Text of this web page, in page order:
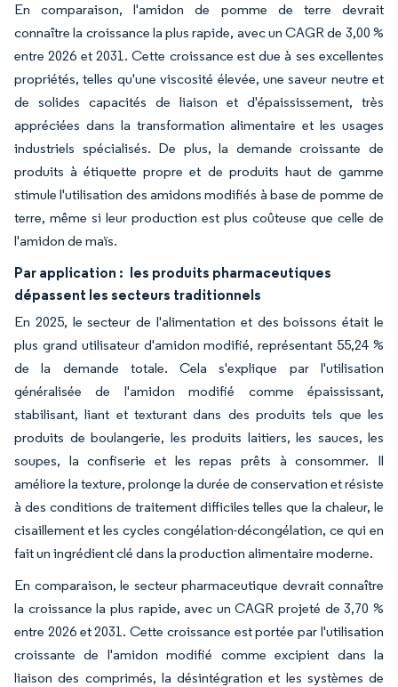
En comparaison, l'amidon de pomme de terre devrait
connaître la croissance la plus rapide, avec un CAGR de 3,00 %
entre 2026 et 2031. Cette croissance est due à ses excellentes
propriétés, telles qu'une viscosité élevée, une saveur neutre et
de solides capacités de liaison et d'épaississement, très
appréciées dans la transformation alimentaire et les usages
industriels spécialisés. De plus, la demande croissante de
produits à étiquette propre et de produits haut de gamme
stimule l'utilisation des amidons modifiés à base de pomme de
terre, même si leur production est plus coûteuse que celle de
l'amidon de maïs.
Par application : les produits pharmaceutiques
dépassent les secteurs traditionnels
En 2025, le secteur de l'alimentation et des boissons était le
plus grand utilisateur d'amidon modifié, représentant 55,24 %
de la demande totale. Cela s'explique par l'utilisation
généralisée de l'amidon modifié comme épaississant,
stabilisant, liant et texturant dans des produits tels que les
produits de boulangerie, les produits laitiers, les sauces, les
soupes, la confiserie et les repas prêts à consommer. Il
améliore la texture, prolonge la durée de conservation et résiste
à des conditions de traitement difficiles telles que la chaleur, le
cisaillement et les cycles congélation-décongélation, ce qui en
fait un ingrédient clé dans la production alimentaire moderne.
En comparaison, le secteur pharmaceutique devrait connaître
la croissance la plus rapide, avec un CAGR projeté de 3,70 %
entre 2026 et 2031. Cette croissance est portée par l'utilisation
croissante de l'amidon modifié comme excipient dans la
liaison des comprimés, la désintégration et les systèmes de